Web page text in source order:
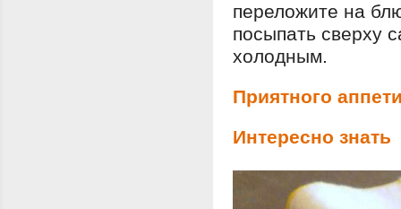
переложите на
посыпать сверху
холодным.
Приятного
Интересно знать